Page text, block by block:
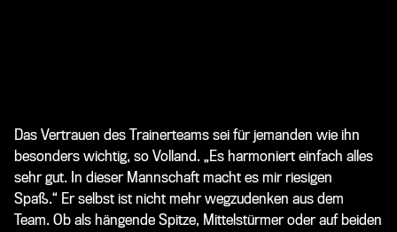
Das Vertrauen des Trainerteams sei für jemanden wie ihn
besonders wichtig, so Volland. „Es harmoniert einfach alles
sehr gut. In dieser Mannschaft macht es mir riesigen
Spaß.“ Er selbst ist nicht mehr wegzudenken aus dem
Team. Ob als hängende Spitze, Mittelstürmer oder auf beiden